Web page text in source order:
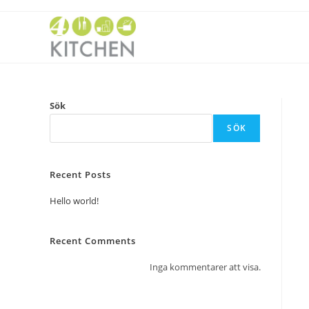
Sök
SÖK
Recent Posts
Hello world!
Recent Comments
Inga kommentarer att visa.